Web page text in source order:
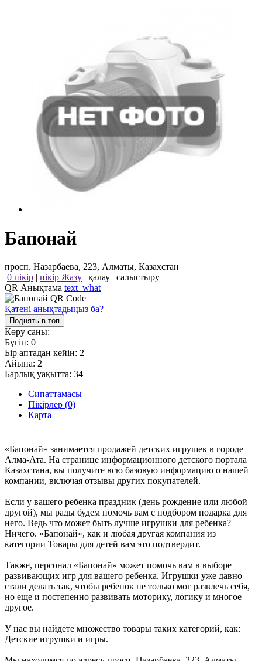
Бапонай
просп. Назарбаева, 223, Алматы, Казахстан
0 пікір | пікір Жазу | қалау | салыстыру
QR Анықтама text_what
Қатені анықтадыңыз ба?
Поднять в топ
Көру саны:
Бүгін: 0
Бір аптадан кейін: 2
Айына: 2
Барлық уақытта: 34
Сипаттамасы
Пікірлер (0)
Карта
«Бапонай» занимается продажей детских игрушек в городе
Алма-Ата. На странице информационного детского портала
Казахстана, вы получите всю базовую информацию о нашей
компании, включая отзывы других покупателей.
Если у вашего ребенка праздник (день рождение или любой
другой), мы рады будем помочь вам с подбором подарка для
него. Ведь что может быть лучше игрушки для ребенка?
Ничего. «Бапонай», как и любая другая компания из
категории Товары для детей вам это подтвердит.
Также, персонал «Бапонай» может помочь вам в выборе
развивающих игр для вашего ребенка. Игрушки уже давно
стали делать так, чтобы ребенок не только мог развлечь себя,
но еще и постепенно развивать моторику, логику и многое
другое.
У нас вы найдете множество товары таких категорий, как:
Детские игрушки и игры.